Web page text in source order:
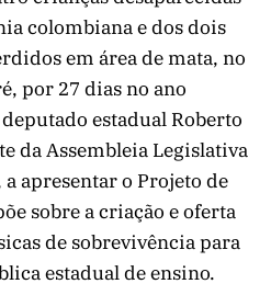
colombiana e dos dois
em área de mata, no
por 27 dias no ano
estadual Roberto
da Assembleia Legislativa
apresentar o Projeto de
sobre a criação e oferta
de sobrevivência para
estadual de ensino.